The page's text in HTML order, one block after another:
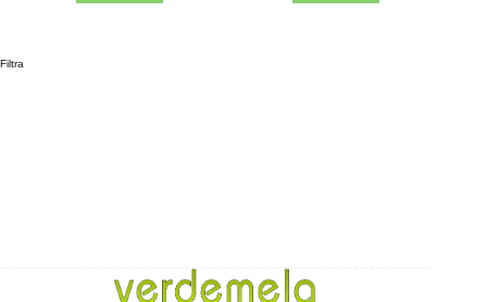
Filtra